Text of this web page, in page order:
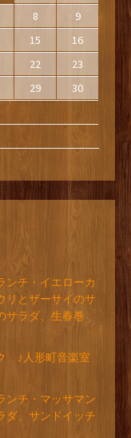
8
9
15
16
22
23
29
30
ンチ・イエローカ
リとザーサイのサ
サラダ、生春巻
♪人形町音楽室
ンチ・マッサマン
ダ、サンドイッチ